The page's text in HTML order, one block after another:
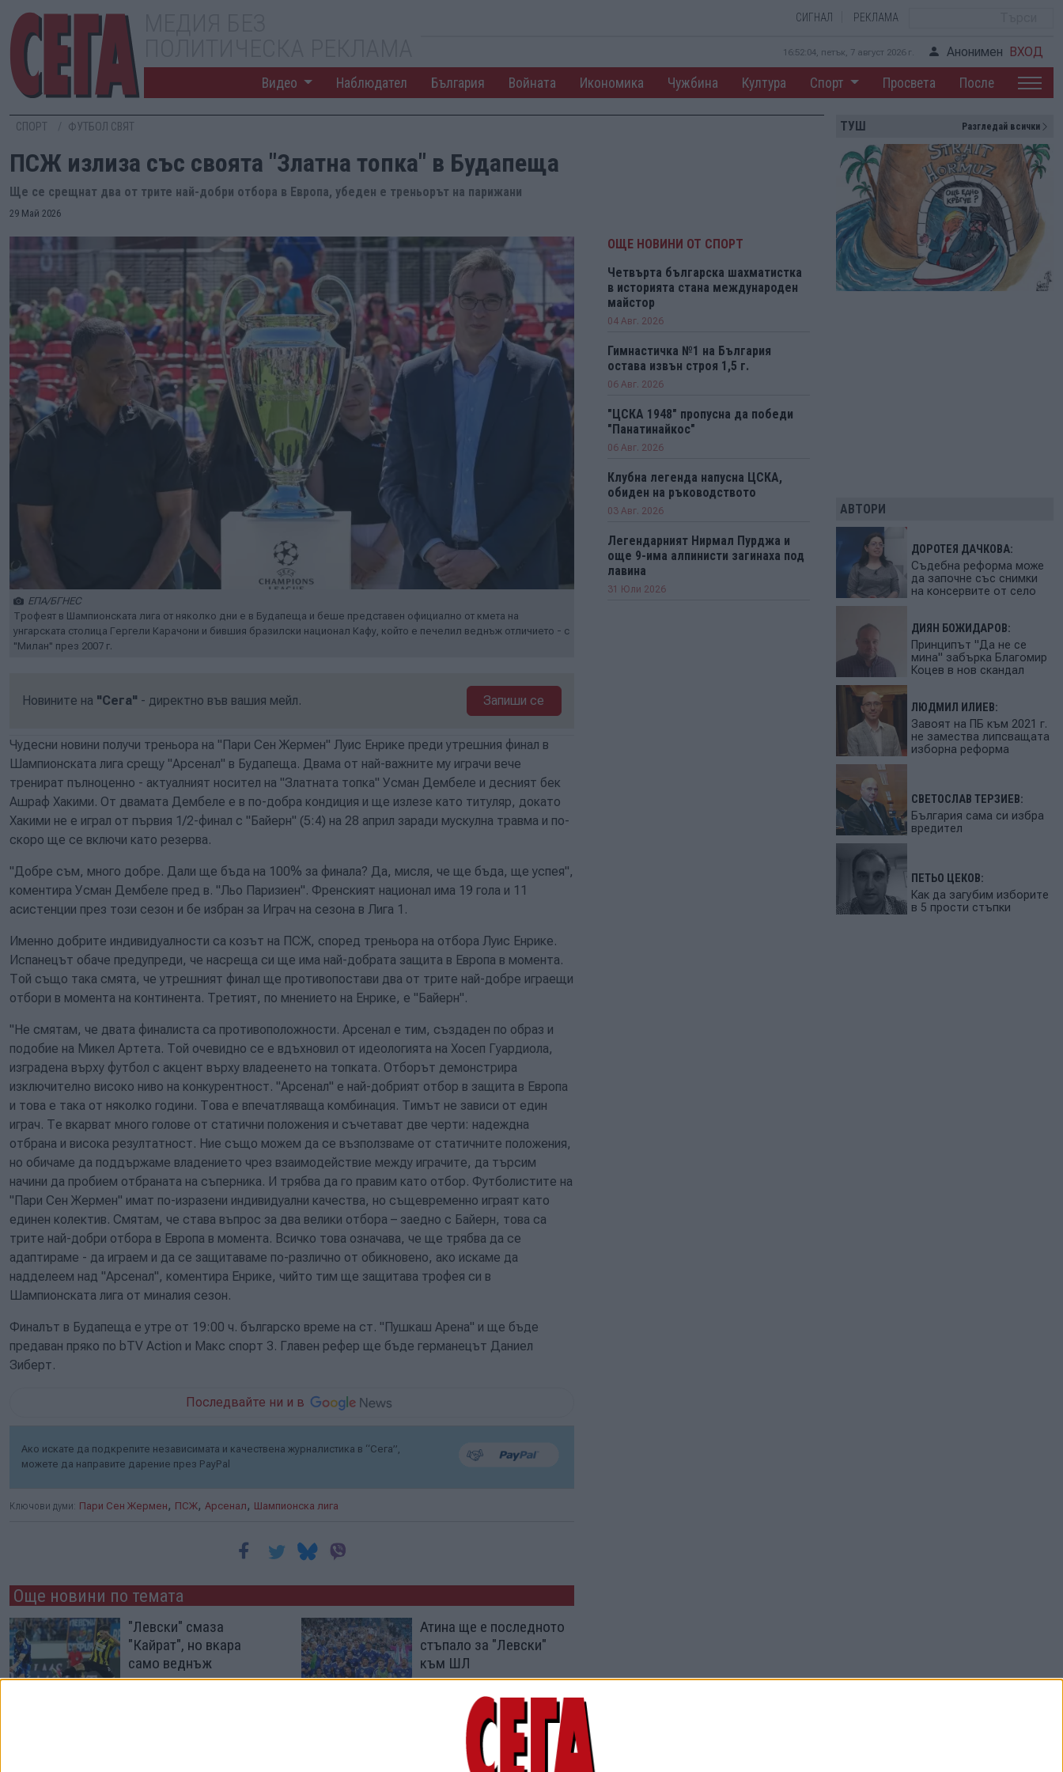
СИГНАЛ РЕКЛАМА
16:52:04, петък, 7 август 2026 г. Анонимен ВХОД
Видео Наблюдател България Войната Икономика Чужбина Култура Спорт Просвета После
СПОРТ ФУТБОЛ СВЯТ
ПСЖ излиза със своята "Златна топка" в Будапеща
Ще се срещнат два от трите най-добри отбора в Европа, убеден е треньорът на парижани
29 Май 2026
ЕПА/БГНЕС
Трофеят в Шампионската лига от няколко дни е в Будапеща и беше представен официално от кмета на
унгарската столица Гергели Карачони и бившия бразилски национал Кафу, който е печелил веднъж отличието - с
"Милан" през 2007 г.
Новините на "Сега" - директно във вашия мейл. Запиши се
Чудесни новини получи треньора на "Пари Сен Жермен" Луис Енрике преди утрешния финал в
Шампионската лига срещу "Арсенал" в Будапеща. Двама от най-важните му играчи вече
тренират пълноценно - актуалният носител на "Златната топка" Усман Дембеле и десният бек
Ашраф Хакими. От двамата Дембеле е в по-добра кондиция и ще излезе като титуляр, докато
Хакими не е играл от първия 1/2-финал с "Байерн" (5:4) на 28 април заради мускулна травма и по-
скоро ще се включи като резерва.
"Добре съм, много добре. Дали ще бъда на 100% за финала? Да, мисля, че ще бъда, ще успея",
коментира Усман Дембеле пред в. "Льо Паризиен". Френският национал има 19 гола и 11
асистенции през този сезон и бе избран за Играч на сезона в Лига 1.
Именно добрите индивидуалности са козът на ПСЖ, според треньора на отбора Луис Енрике.
Испанецът обаче предупреди, че насреща си ще има най-добрата защита в Европа в момента.
Той също така смята, че утрешният финал ще противопостави два от трите най-добре играещи
отбори в момента на континента. Третият, по мнението на Енрике, е "Байерн".
"Не смятам, че двата финалиста са противоположности. Арсенал е тим, създаден по образ и
подобие на Микел Артета. Той очевидно се е вдъхновил от идеологията на Хосеп Гуардиола,
изградена върху футбол с акцент върху владеенето на топката. Отборът демонстрира
изключително високо ниво на конкурентност. "Арсенал" е най-добрият отбор в защита в Европа
и това е така от няколко години. Това е впечатляваща комбинация. Тимът не зависи от един
играч. Те вкарват много голове от статични положения и съчетават две черти: надеждна
отбрана и висока резултатност. Ние също можем да се възползваме от статичните положения,
но обичаме да поддържаме владението чрез взаимодействие между играчите, да търсим
начини да пробием отбраната на съперника. И трябва да го правим като отбор. Футболистите на
"Пари Сен Жермен" имат по-изразени индивидуални качества, но същевременно играят като
единен колектив. Смятам, че става въпрос за два велики отбора – заедно с Байерн, това са
трите най-добри отбора в Европа в момента. Всичко това означава, че ще трябва да се
адаптираме - да играем и да се защитаваме по-различно от обикновено, ако искаме да
надделеем над "Арсенал", коментира Енрике, чийто тим ще защитава трофея си в
Шампионската лига от миналия сезон.
Финалът в Будапеща е утре от 19:00 ч. българско време на ст. "Пушкаш Арена" и ще бъде
предаван пряко по bTV Action и Макс спорт 3. Главен рефер ще бъде германецът Даниел
Зиберт.
Последвайте ни и в
Ако искате да подкрепите независимата и качествена журналистика в “Сега”,
можете да направите дарение през PayPal
Ключови думи: Пари Сен Жермен , ПСЖ, Арсенал , Шампионска лига
Още новини по темата
"Левски" смаза
"Кайрат", но вкара
само веднъж
04 Авг. 2026
Атина ще е последното
стъпало за "Левски"
към ШЛ
03 Авг. 2026
"Левски" пречупи
ОЩЕ НОВИНИ ОТ СПОРТ
Четвърта българска шахматистка
в историята стана международен
майстор
04 Авг. 2026
Гимнастичка №1 на България
остава извън строя 1,5 г.
06 Авг. 2026
"ЦСКА 1948" пропусна да победи
"Панатинайкос"
06 Авг. 2026
Клубна легенда напусна ЦСКА,
обиден на ръководството
03 Авг. 2026
Легендарният Нирмал Пурджа и
още 9-има алпинисти загинаха под
лавина
31 Юли 2026
ТУШ Разгледай всички
АВТОРИ
ДОРОТЕЯ ДАЧКОВА:
Съдебна реформа може
да започне със снимки
на консервите от село
ДИЯН БОЖИДАРОВ:
Принципът "Да не се
мина" забърка Благомир
Коцев в нов скандал
ЛЮДМИЛ ИЛИЕВ:
Завоят на ПБ към 2021 г.
не замества липсващата
изборна реформа
СВЕТОСЛАВ ТЕРЗИЕВ:
България сама си избра
вредител
ПЕТЬО ЦЕКОВ:
Как да загубим изборите
в 5 прости стъпки